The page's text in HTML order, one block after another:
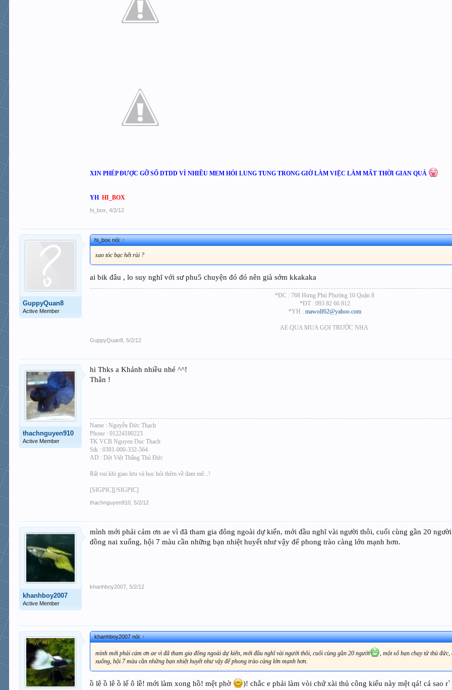
XIN PHÉP ĐƯỢC GỠ SỐ DTDD VÌ NHIỀU MEM HỎI LUNG TUNG TRONG GIỜ LÀM VIỆC LÀM MẤT THỜI GIAN QUÁ
YH:HI_BOX
hi_box 4/2/12
GuppyQuan8
Active Member
hi_box nói:↑
sao tóc bạc hết rùi ?
ai bik đâu , lo suy nghĩ với sư phu5 chuyện đó đó nên già sớm kkakaka
*ĐC : 768 Hưng Phú Phường 10 Quận 8
*ĐT : 093 82 66 812
*YH : mawolf62@yahoo.com
AE QUA MUA GỌI TRƯỚC NHA ​
GuppyQuan8 5/2/12
thachnguyen910
Active Member
hi Thks a Khánh nhiều nhé ^^!
Thân !
Name : Nguyễn Đức Thạch
Phone : 01224180223
TK VCB Nguyen Duc Thach
Stk : 0381-000-332-564
AD : Dệt Việt Thắng Thủ Đức
Rất vui khi giao lưu và học hỏi thêm về đam mê...!
[SIGPIC][/SIGPIC]
thachnguyen910 5/2/12
khanhboy2007
Active Member
mình mới phải cảm ơn ae vì đã tham gia đông ngoài dự kiến, mới đầu nghĩ vài người thôi, cuối cùng gần 20 người
đồng nai xuống, hội 7 màu cần những bạn nhiệt huyết như vậy để phong trào càng lớn mạnh hơn.
khanhboy2007 5/2/12
khanhboy2007 nói:↑
mình mới phải cảm ơn ae vì đã tham gia đông ngoài dự kiến, mới đầu nghĩ vài người thôi, cuối cùng gần 20 người
, một số bạn chạy từ thủ
xuống, hội 7 màu cần những bạn nhiệt huyết như vậy để phong trào càng lớn mạnh hơn.
ồ lê ồ lê ồ lế ô lề! mới làm xong hồ! mệt phờ )! chắc e phải làm vòi chứ xài thủ công kiểu này mệt qá! cá sao